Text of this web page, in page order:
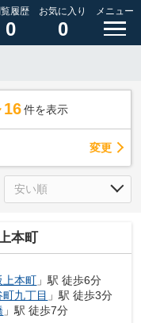
履歴
0
お気に入り
0
メニュー
16 件を表示
変更
本町
上本町 」駅 徒歩6分
町九丁目 」駅 徒歩3分
」駅 徒歩7分